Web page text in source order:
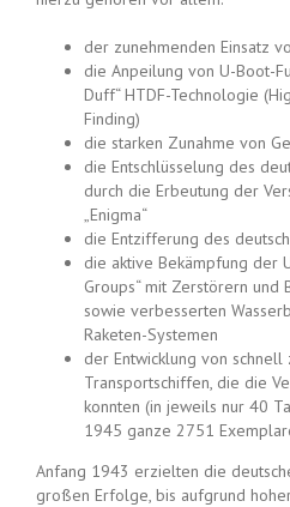
der zunehmenden Einsatz
die Anpeilung von U-Boot-
Duff“ HTDF-Technologie
Finding)
die starken Zunahme von
die Entschlüsselung des
durch die Erbeutung der
„Enigma“
die Entzifferung des
die aktive Bekämpfung der
Groups“ mit Zerstörern
sowie verbesserten
Raketen-Systemen
der Entwicklung von schnell
Transportschiffen, die die
konnten (in jeweils nur 40
1945 ganze 2751
Anfang 1943 erzielten die
großen Erfolge, bis aufgrund